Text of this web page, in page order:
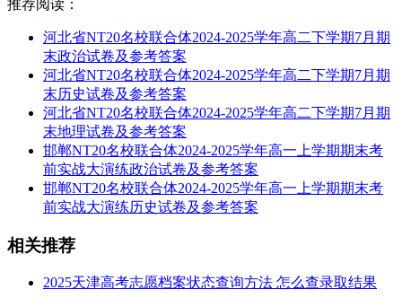
推荐阅读：
河北省NT20名校联合体2024-2025学年高二下学期7月期
末政治试卷及参考答案
河北省NT20名校联合体2024-2025学年高二下学期7月期
末历史试卷及参考答案
河北省NT20名校联合体2024-2025学年高二下学期7月期
末地理试卷及参考答案
邯郸NT20名校联合体2024-2025学年高一上学期期末考
前实战大演练政治试卷及参考答案
邯郸NT20名校联合体2024-2025学年高一上学期期末考
前实战大演练历史试卷及参考答案
相关推荐
2025天津高考志愿档案状态查询方法 怎么查录取结果